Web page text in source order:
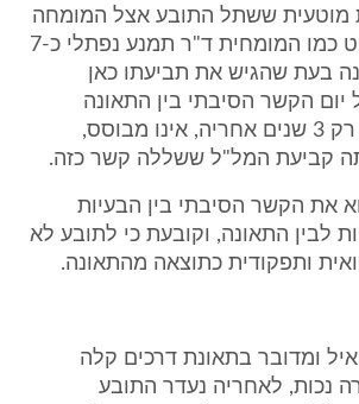
מוטעית ששתל התובע אצל המומחה
מטעם בית המשפט כמו המומחית ד"ר תמנע נפתלי כ-7
בעת שהגיש את תביעתו כאן
יום הקשר הסיבתי בין התאונה
לעצירויות שהחלו רק 3 שנים אחריה, אינו מבוסס,
קביעת המל"ל ששללה קשר כזה.
את הקשר הסיבתי בין הבעיות
לבין התאונה, וקובעת כי לתובע לא
ותפקודית כתוצאה מהתאונה.
ומדובר בתאונת דרכים קלה
נכות, לאחריה נעדר התובע